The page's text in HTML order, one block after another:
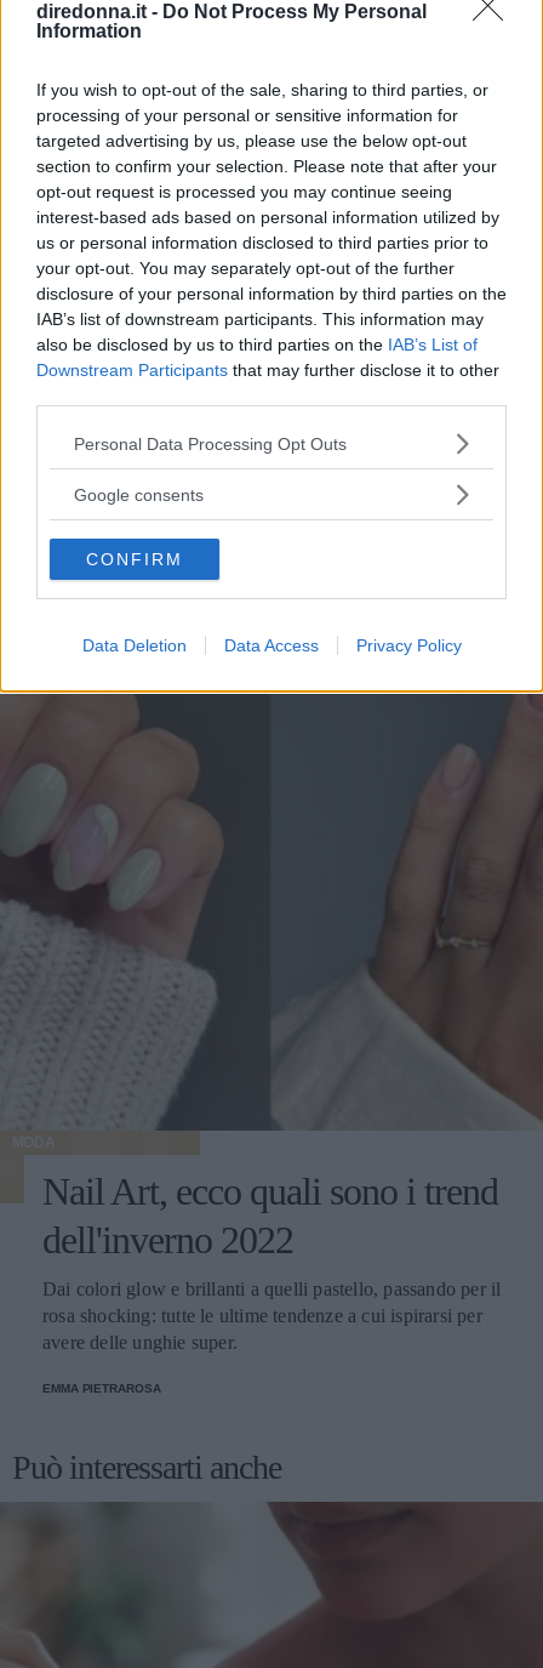
diredonna.it - Do Not Process My Personal
Information
If you wish to opt-out of the sale, sharing to third parties, or
processing of your personal or sensitive information for
targeted advertising by us, please use the below opt-out
section to confirm your selection. Please note that after your
opt-out request is processed you may continue seeing
interest-based ads based on personal information utilized by
us or personal information disclosed to third parties prior to
your opt-out. You may separately opt-out of the further
disclosure of your personal information by third parties on the
IAB’s list of downstream participants. This information may
also be disclosed by us to third parties on the IAB’s List of
Downstream Participants that may further disclose it to other
Please note that this website/app uses one or more Google
not limited to your visit or usage behaviour. You may click to
use your data for below specified purposes in below Google
consent section.
Personal Data Processing Opt Outs
Google consents
CONFIRM
Data Deletion Data Access Privacy Policy
BELLEZZA
Maschere per unghie: cosa
sono, come si usano e come
farle a casa
Le maschere per unghie sono un rimedio di bellezza
perfetto in caso di mani con unghie fragili e cuticole
secche. Ideali da applicare dopo la classica manicure, le
maschere per unghie vi regaleranno mani sempre curate e
perfettamente idratate.
MARCELLA LA CIOPPA
MODA
Nail Art, ecco quali sono i trend
dell'inverno 2022
Dai colori glow e brillanti a quelli pastello, passando per il
rosa shocking: tutte le ultime tendenze a cui ispirarsi per
avere delle unghie super.
EMMA PIETRAROSA
Può interessarti anche